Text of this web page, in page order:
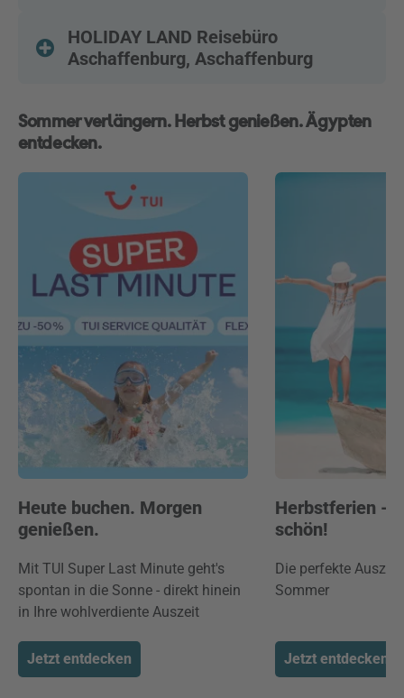
HOLIDAY LAND Reisebüro
Aschaffenburg, Aschaffenburg
Sommer verlängern. Herbst genießen. Ägypten
entdecken.
Heute buchen. Morgen
genießen.
Mit TUI Super Last Minute geht's
spontan in die Sonne - direkt hinein
in Ihre wohlverdiente Auszeit
Jetzt entdecken
Herbstferien -
schön!
Die perfekte
Sommer
Jetzt entdecken